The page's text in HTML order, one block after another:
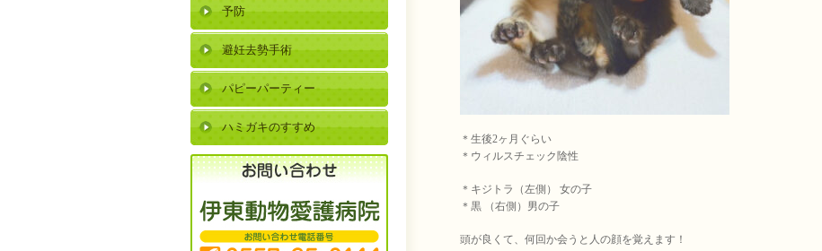
＊生後2ヶ月ぐらい
＊ウィルスチェック陰性
＊キジトラ（左側） 女の子
＊黒 （右側）男の子
頭が良くて、何回か会うと人の顔を覚えます！
予防
避妊去勢手術
パピーパーティー
ハミガキのすすめ